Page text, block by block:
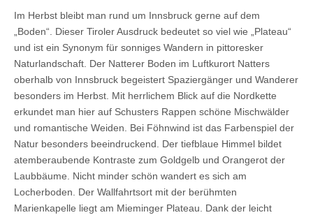
Im Herbst bleibt man rund um Innsbruck gerne auf dem
„Boden“. Dieser Tiroler Ausdruck bedeutet so viel wie „Plateau“
und ist ein Synonym für sonniges Wandern in pittoresker
Naturlandschaft. Der Natterer Boden im Luftkurort Natters
oberhalb von Innsbruck begeistert Spaziergänger und Wanderer
besonders im Herbst. Mit herrlichem Blick auf die Nordkette
erkundet man hier auf Schusters Rappen schöne Mischwälder
und romantische Weiden. Bei Föhnwind ist das Farbenspiel der
Natur besonders beeindruckend. Der tiefblaue Himmel bildet
atemberaubende Kontraste zum Goldgelb und Orangerot der
Laubbäume. Nicht minder schön wandert es sich am
Locherboden. Der Wallfahrtsort mit der berühmten
Marienkapelle liegt am Mieminger Plateau. Dank der leicht